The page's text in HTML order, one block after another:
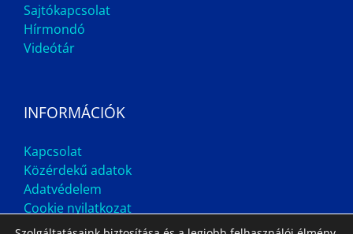
Sajtókapcsolat
Hírmondó
Videótár
INFORMÁCIÓK
Kapcsolat
Közérdekű adatok
Adatvédelem
Cookie nyilatkozat